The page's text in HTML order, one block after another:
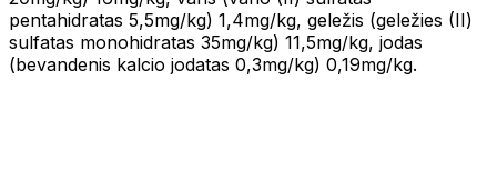
pentahidratas 5,5mg/kg) 1,4mg/kg, geležis (geležies (II)
sulfatas monohidratas 35mg/kg) 11,5mg/kg, jodas
(bevandenis kalcio jodatas 0,3mg/kg) 0,19mg/kg.